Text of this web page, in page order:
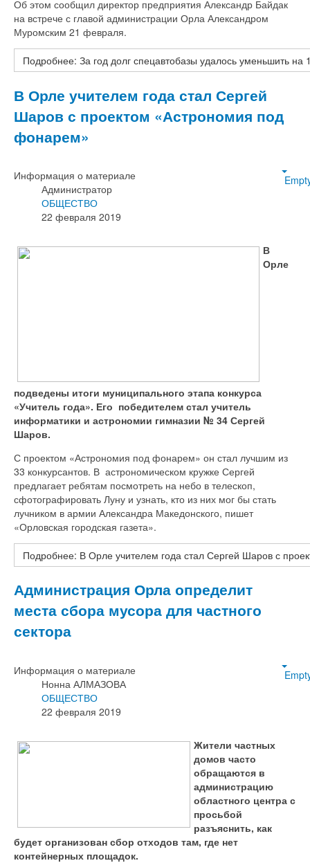
Об этом сообщил директор предприятия Александр Байдак
на встрече с главой администрации Орла Александром
Муромским 21 февраля.
Подробнее: За год долг спецавтобазы удалось уменьшить на
В Орле учителем года стал Сергей
Шаров с проектом «Астрономия под
фонарем»
Информация о материале
Администратор
ОБЩЕСТВО
22 февраля 2019
В
Орле
подведены итоги муниципального этапа конкурса
«Учитель года». Его победителем стал учитель
информатики и астрономии гимназии № 34 Сергей
Шаров.
С проектом «Астрономия под фонарем» он стал лучшим из
33 конкурсантов. В астрономическом кружке Сергей
предлагает ребятам посмотреть на небо в телескоп,
сфотографировать Луну и узнать, кто из них мог бы стать
лучником в армии Александра Македонского, пишет
«Орловская городская газета».
Подробнее: В Орле учителем года стал Сергей Шаров с
Администрация Орла определит
места сбора мусора для частного
сектора
Информация о материале
Нонна АЛМАЗОВА
ОБЩЕСТВО
22 февраля 2019
Жители частных
домов часто
обращаются в
администрацию
областного центра с
просьбой
разъяснить, как
будет организован сбор отходов там, где нет
контейнерных площадок.